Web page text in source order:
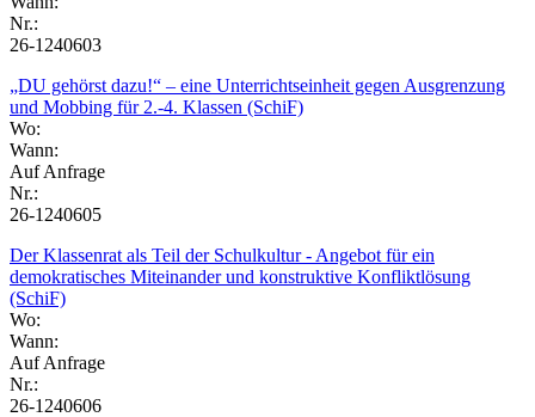
Nr.:
26-1240603
„DU gehörst dazu!“ – eine Unterrichtseinheit gegen Ausgrenzung
und Mobbing für 2.-4. Klassen (SchiF)
Wo:
Wann:
Auf Anfrage
Nr.:
26-1240605
Der Klassenrat als Teil der Schulkultur - Angebot für ein
demokratisches Miteinander und konstruktive Konfliktlösung
(SchiF)
Wo:
Wann:
Auf Anfrage
Nr.:
26-1240606